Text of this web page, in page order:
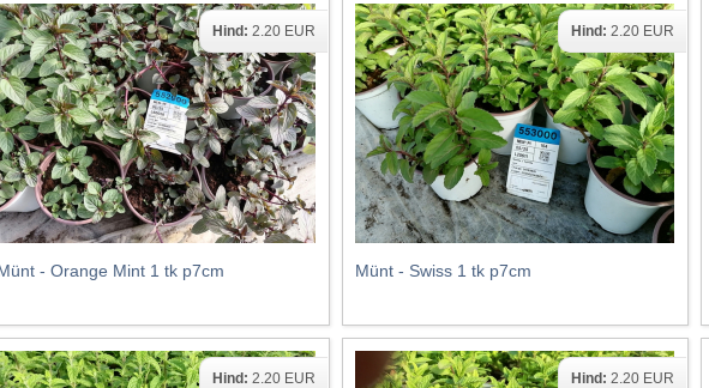
- Orange Mint 1 tk p7cm
Hind: 2.20 EUR
Münt - Swiss 1 tk p7cm
Hind: 2.20 EUR
Hind: 2.20 EUR Hind: 2.20 EUR